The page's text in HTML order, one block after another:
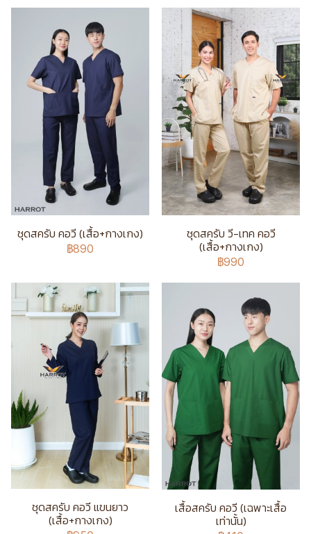
ชุดสครับ คอวี (เสื้อ+กางเกง)
฿890
ชุดสครับ วี-เทค คอวี
(เสื้อ+กางเกง)
฿990
ชุดสครับ คอวี แขนยาว
(เสื้อ+กางเกง)
เสื้อสครับ คอวี (เฉพาะเสื้อ
เท่านั้น)